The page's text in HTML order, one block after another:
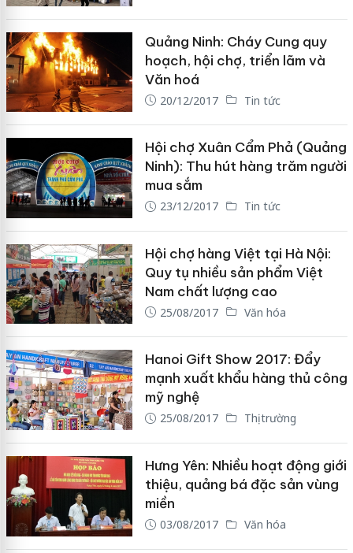
Quảng Ninh: Cháy Cung quy
hoạch, hội chợ, triển lãm và
Văn hoá
20/12/2017 Tin tức
Hội chợ Xuân Cẩm Phả (Quảng
Ninh): Thu hút hàng trăm người
mua sắm
23/12/2017 Tin tức
Hội chợ hàng Việt tại Hà Nội:
Quy tụ nhiều sản phẩm Việt
Nam chất lượng cao
25/08/2017 Văn hóa
Hanoi Gift Show 2017: Đẩy
mạnh xuất khẩu hàng thủ công
mỹ nghệ
25/08/2017 Thị trường
Hưng Yên: Nhiều hoạt động giới
thiệu, quảng bá đặc sản vùng
miền
03/08/2017 Văn hóa